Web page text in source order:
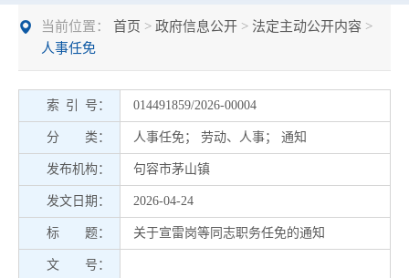
当前位置： 首页 > 政府信息公开 > 法定主动公开内容 >
人事任免
索 引 号： 014491859/2026-00004
分 类： 人事任免 ； 劳动、人事； 通知
发布机构： 句容市茅山镇
发文日期： 2026-04-24
标 题： 关于宣雷岗等同志职务任免的通知
文 号：